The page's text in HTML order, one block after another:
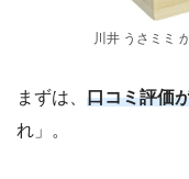
川井 うさミミ
まずは、 口コミ評価
れ」。